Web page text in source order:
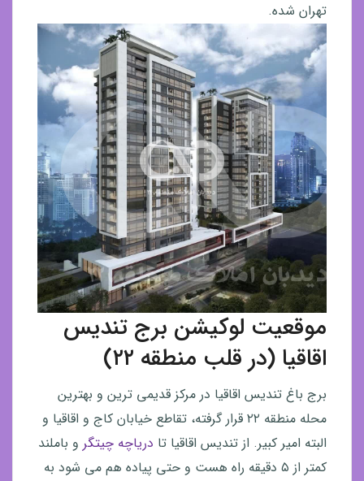
تهران شده.
موقعیت لوکیشن برج تندیس
اقاقیا (در قلب منطقه ۲۲)
برج باغ تندیس اقاقیا در مرکز قدیمی ترین و بهترین
محله منطقه ۲۲ قرار گرفته، تقاطع خیابان کاج و اقاقیا و
البته امیر کبیر. از تندیس اقاقیا تا دریاچه چیتگر و باملند
کمتر از ۵ دقیقه راه هست و حتی پیاده هم می شود به